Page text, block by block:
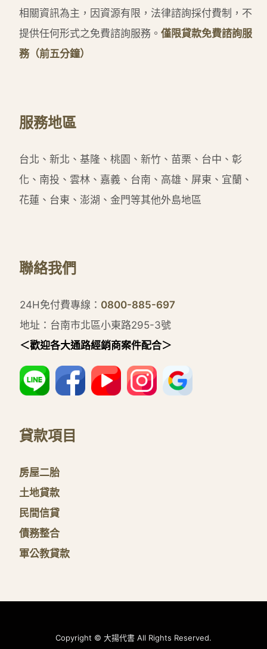
相關資訊為主，因資源有限，法律諮詢採付費制，不
提供任何形式之免費諮詢服務。 僅限貸款免費諮詢服
務（前五分鐘）
服務地區
台北、新北、基隆、桃園、新竹、苗栗、台中、彰
化、南投、雲林、嘉義、台南、高雄、屏東、宜蘭、
花蓮、台東、澎湖、金門等其他外島地區
聯絡我們
24H免付費專線： 0800-885-697
地址：台南市北區小東路295-3號
＜歡迎各大通路經銷商案件配合＞
貸款項目
房屋二胎
土地貸款
民間信貸
債務整合
軍公教貸款
Copyright © 大揚代書 All Rights Reserved.